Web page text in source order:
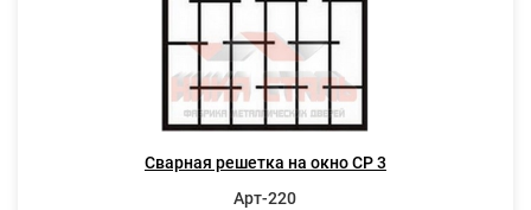
Сварная решетка на окно СР 3
Арт-220